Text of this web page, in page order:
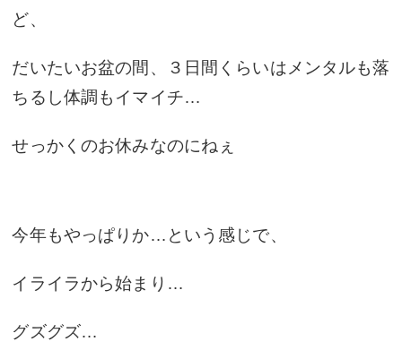
ど、
だいたいお盆の間、３日間くらいはメンタルも落
ちるし体調もイマイチ…
せっかくのお休みなのにねぇ
今年もやっぱりか…という感じで、
イライラから始まり…
グズグズ…